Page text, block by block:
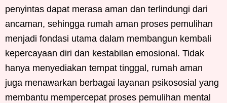
penyintas dapat merasa aman dan terlindungi dari
ancaman, sehingga rumah aman proses pemulihan
menjadi fondasi utama dalam membangun kembali
kepercayaan diri dan kestabilan emosional. Tidak
hanya menyediakan tempat tinggal, rumah aman
juga menawarkan berbagai layanan psikososial yang
membantu mempercepat proses pemulihan mental